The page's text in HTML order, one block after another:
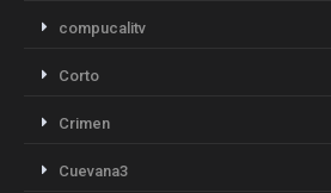
compucalitv
Corto
Crimen
Cuevana3